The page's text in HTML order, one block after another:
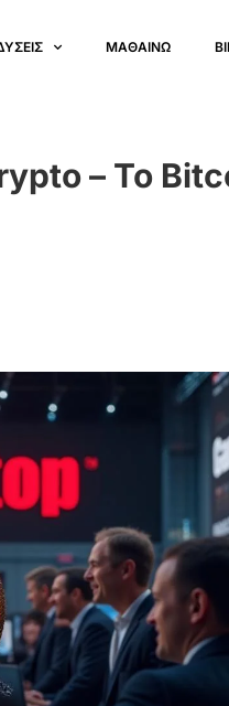
ΜΑΘΑΙΝΩ
– Το